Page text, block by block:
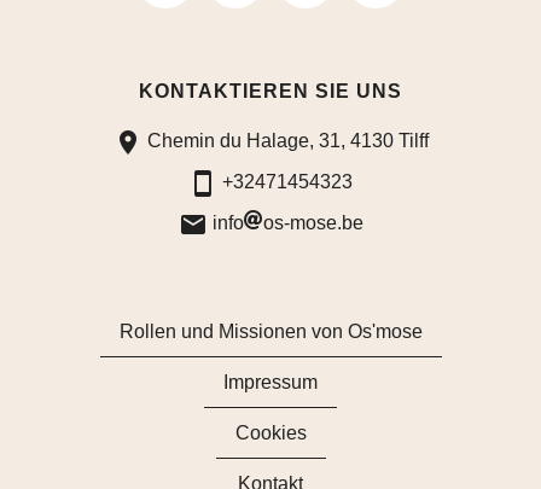
auf
Facebook
auf
LinkedIn
KONTAKTIEREN SIE UNS
Chemin du Halage, 31, 4130 Tilff
+32471454323
info
os-mose.be
Rollen und Missionen von Os'mose
Impressum
Cookies
Kontakt